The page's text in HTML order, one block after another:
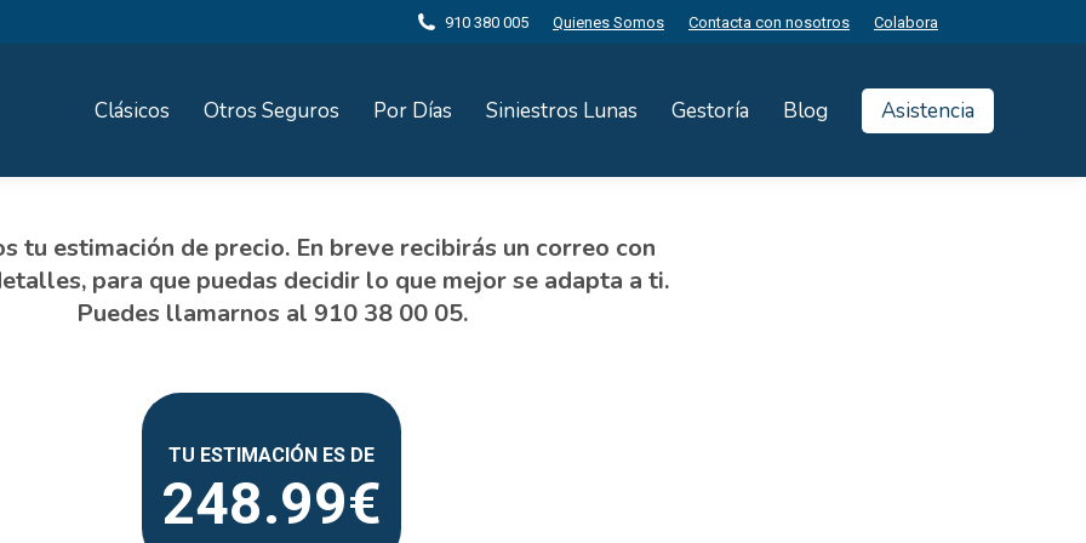
910 380 005 Quienes Somos Contacta con nosotros Colabora
Clásicos Otros Seguros Por Días Siniestros Lunas Gestoría Blog Asistencia
248.99